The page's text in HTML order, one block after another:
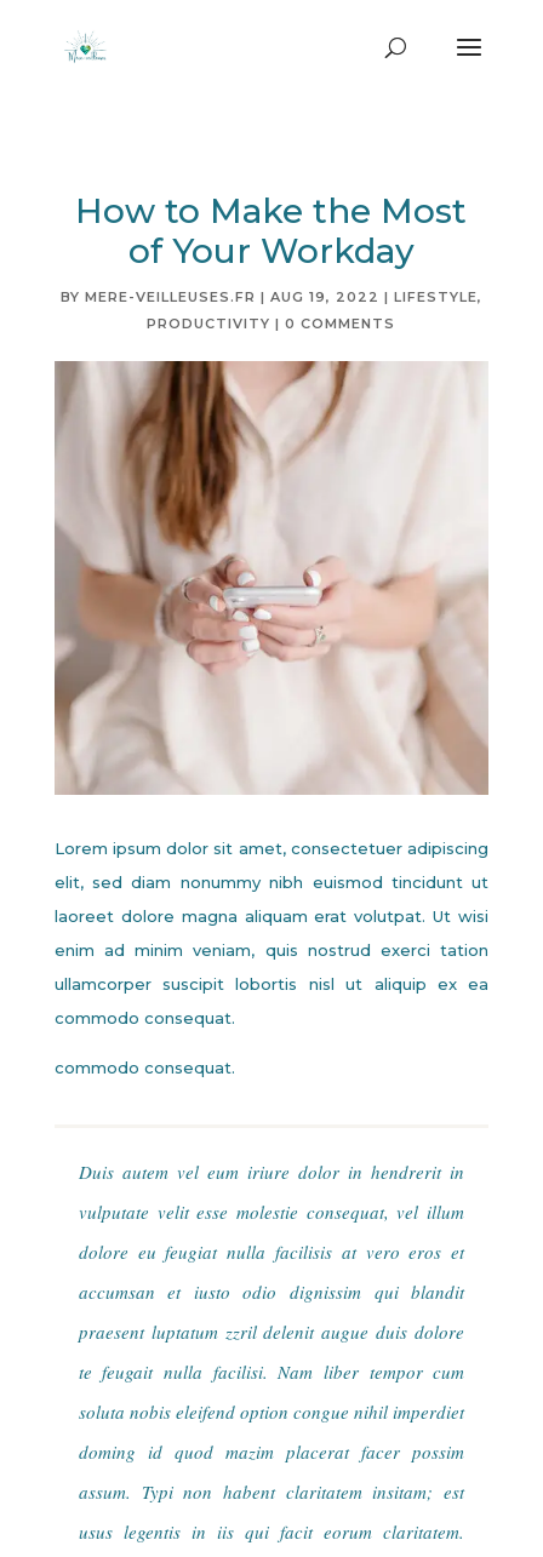
How to Make the Most
of Your Workday
BY MERE-VEILLEUSES.FR | AUG 19, 2022 | LIFESTYLE,
PRODUCTIVITY |0 COMMENTS
Lorem ipsum dolor sit amet, consectetuer adipiscing
elit, sed diam nonummy nibh euismod tincidunt ut
laoreet dolore magna aliquam erat volutpat. Ut wisi
enim ad minim veniam, quis nostrud exerci tation
ullamcorper suscipit lobortis nisl ut aliquip ex ea
commodo consequat.
commodo consequat.
Duis autem vel eum iriure dolor in hendrerit in
vulputate velit esse molestie consequat, vel illum
dolore eu feugiat nulla facilisis at vero eros et
accumsan et iusto odio dignissim qui blandit
praesent luptatum zzril delenit augue duis dolore
te feugait nulla facilisi. Nam liber tempor cum
soluta nobis eleifend option congue nihil imperdiet
doming id quod mazim placerat facer possim
assum. Typi non habent claritatem insitam; est
usus legentis in iis qui facit eorum claritatem.